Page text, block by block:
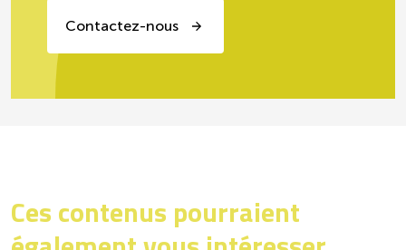
Contactez-nous
Ces contenus pourraient